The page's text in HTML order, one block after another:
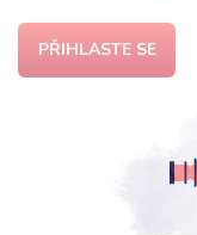
PŘIHLASTE SE